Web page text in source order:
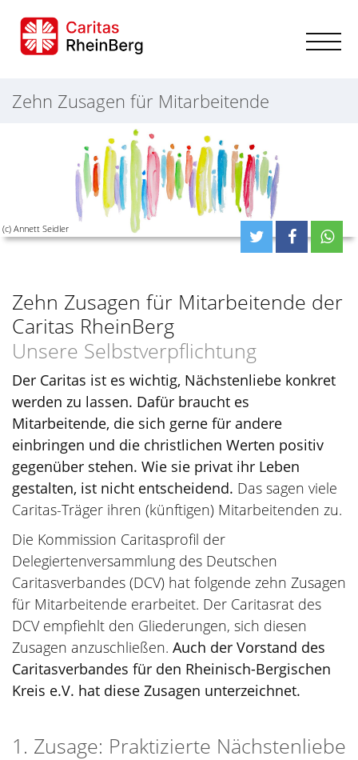
Zehn Zusagen für Mitarbeitende
(c) Annett Seidler
Zehn Zusagen für Mitarbeitende der
Caritas RheinBerg
Unsere Selbstverpflichtung
Der Caritas ist es wichtig, Nächstenliebe konkret
werden zu lassen. Dafür braucht es
Mitarbeitende, die sich gerne für andere
einbringen und die christlichen Werten positiv
gegenüber stehen. Wie sie privat ihr Leben
gestalten, ist nicht entscheidend. Das sagen viele
Caritas-Träger ihren (künftigen) Mitarbeitenden zu.
Die Kommission Caritasprofil der
Delegiertenversammlung des Deutschen
Caritasverbandes (DCV) hat folgende zehn Zusagen
für Mitarbeitende erarbeitet. Der Caritasrat des
DCV empfiehlt den Gliederungen, sich diesen
Zusagen anzuschließen. Auch der Vorstand des
Caritasverbandes für den Rheinisch-Bergischen
Kreis e.V. hat diese Zusagen unterzeichnet.
1. Zusage: Praktizierte Nächstenliebe